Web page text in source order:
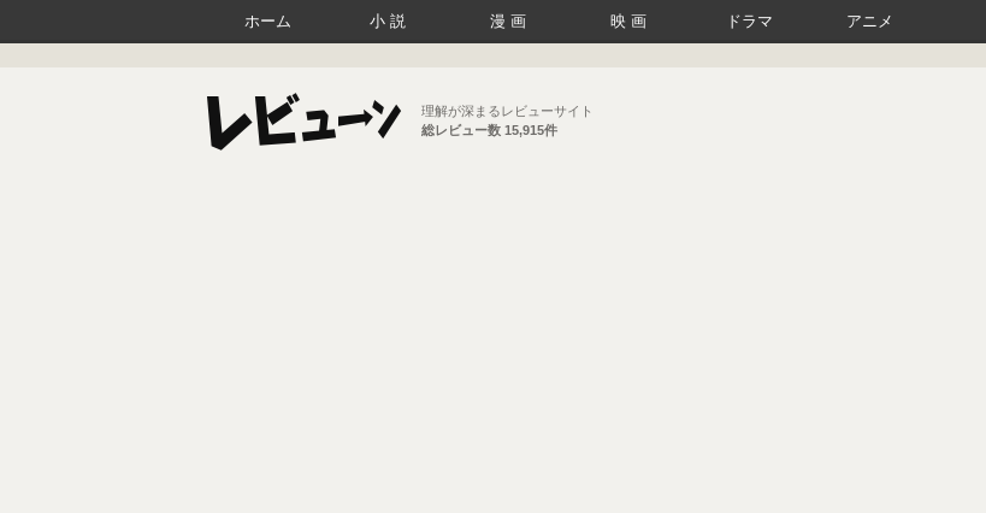
ホーム 小説 漫画 映画 ドラマ アニメ
理解が深まるレビューサイト
総レビュー数 15,915件